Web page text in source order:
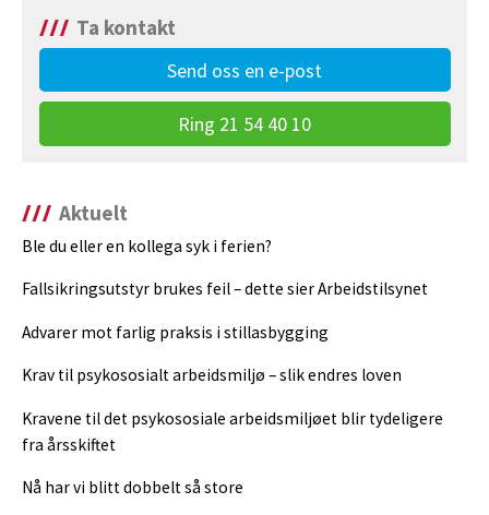
Ta kontakt
Send oss en e-post
Ring 21 54 40 10
Aktuelt
Ble du eller en kollega syk i ferien?
Fallsikringsutstyr brukes feil – dette sier Arbeidstilsynet
Advarer mot farlig praksis i stillasbygging
Krav til psykososialt arbeidsmiljø – slik endres loven
Kravene til det psykososiale arbeidsmiljøet blir tydeligere
fra årsskiftet
Nå har vi blitt dobbelt så store